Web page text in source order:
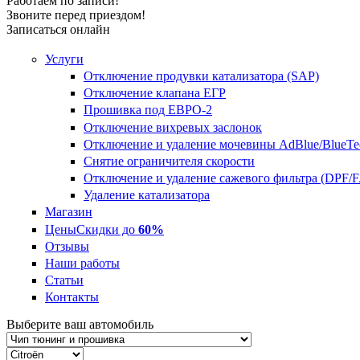
Звоните перед приездом!
Записаться онлайн
Услуги
Отключение продувки катализатора (SAP)
Отключение клапана ЕГР
Прошивка под ЕВРО-2
Отключение вихревых заслонок
Отключение и удаление мочевины AdBlue/
Снятие ограничителя скорости
Отключение и удаление сажевого фильтра (DPF/
Удаление катализатора
Магазин
ЦеныСкидки до 60%
Отзывы
Наши работы
Статьи
Контакты
Выберите ваш автомобиль